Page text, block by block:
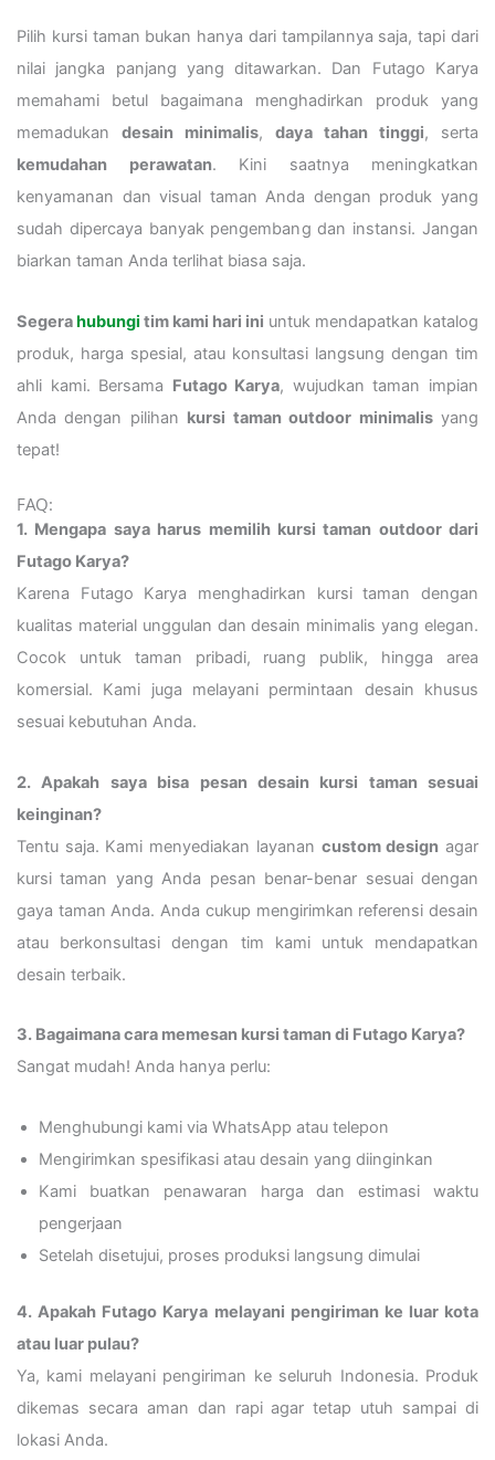
Pilih kursi taman bukan hanya dari tampilannya saja, tapi dari
nilai jangka panjang yang ditawarkan. Dan Futago Karya
memahami betul bagaimana menghadirkan produk yang
memadukan desain minimalis, daya tahan tinggi, serta
kemudahan perawatan. Kini saatnya meningkatkan
kenyamanan dan visual taman Anda dengan produk yang
sudah dipercaya banyak pengembang dan instansi. Jangan
biarkan taman Anda terlihat biasa saja.
Segerahubungi tim kami hari ini untuk mendapatkan katalog
produk, harga spesial, atau konsultasi langsung dengan tim
ahli kami. Bersama Futago Karya, wujudkan taman impian
Anda dengan pilihan kursi taman outdoor minimalisyang
tepat!
FAQ:
1. Mengapa saya harus memilih kursi taman outdoor dari
Futago Karya?
Karena Futago Karya menghadirkan kursi taman dengan
kualitas material unggulan dan desain minimalis yang elegan.
Cocok untuk taman pribadi, ruang publik, hingga area
komersial. Kami juga melayani permintaan desain khusus
sesuai kebutuhan Anda.
2. Apakah saya bisa pesan desain kursi taman sesuai
keinginan?
Tentu saja. Kami menyediakan layanan custom design agar
kursi taman yang Anda pesan benar-benar sesuai dengan
gaya taman Anda. Anda cukup mengirimkan referensi desain
atau berkonsultasi dengan tim kami untuk mendapatkan
desain terbaik.
3. Bagaimana cara memesan kursi taman di Futago Karya?
Sangat mudah! Anda hanya perlu:
Menghubungi kami via WhatsApp atau telepon
Mengirimkan spesifikasi atau desain yang diinginkan
Kami buatkan penawaran harga dan estimasi waktu
pengerjaan
Setelah disetujui, proses produksi langsung dimulai
4. Apakah Futago Karya melayani pengiriman ke luar kota
atau luar pulau?
Ya, kami melayani pengiriman ke seluruh Indonesia. Produk
dikemas secara aman dan rapi agar tetap utuh sampai di
lokasi Anda.